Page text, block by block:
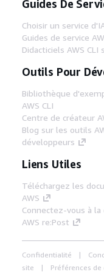
Guides De
Choisir un service
Guides de service
Didacticiels AWS CLI
Outils Pour
Bibliothèque
AWS CLI
Centre de créateur
Blog sur les outils
développeurs
Liens Utiles
Téléchargez les
AWS
Connectez-vous à la
AWS re:Post
Confidentialité
site
Préférences de